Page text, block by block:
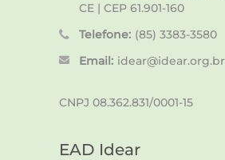
CE | CEP 61.901-160
Telefone: (85) 3383-3580
Email: idear@idear.org.br
CNPJ 08.362.831/0001-15
EAD Idear